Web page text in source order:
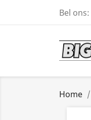
Bel ons:
Home